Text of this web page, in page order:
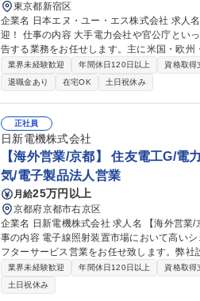
東京都新宿区
企業名 日本エヌ・ユー・エス株式会社 求人名 【海外情報調査(原子力)】残業20H程度/在宅可/コンサル未経験歓
迎！ 仕事の内容 大手電力会社や官公庁といった顧客に対し、原子力発電を対象とした海外の情報をリサーチ・報
告する業務をお任せします。主に米国・欧
す。 ■安全性を確保するための法令・規制制度の調査 ■安全性を向上するための先進的な技術や取組みの調査 ■新
設・増設または運転終了などの動向及び規制
討 ※コンサルタント未経験者が活躍しています（元
情報調査(原子力)】残業20H程度/在宅可/コン
業界未経験歓迎 年間休日120日以上 資格取得
退職金あり
在宅OK 土日祝休み
正社員
日新電機株式会社
【海外営業/京都】 住友電工G/
気/電子製品法人営業
月給25万円以上
京都府京都市右京区
企業名 日新電機株式会社 求人名 【海外営業/京都】★住友電工G/電力インフラを支える重電メーカー/注力事業 仕
事の内容 電子線照射装置市場において高い
フターサービス営業をお任せ致します。弊
案、 お困りごとを引き出し弊社グループの技術力で解決するソリューション営業を行います(対象地域:国内、東南
アジア、中国、インド、アメリカ、ヨーロ
ありません。実務はベテラン社員がマンツ
業界未経験歓迎 年間休日120日以上 資格取得
土日祝休み